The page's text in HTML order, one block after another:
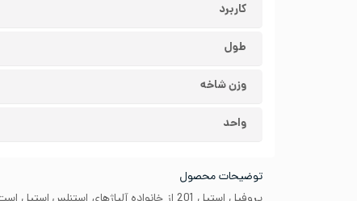
کاربرد
طول
وزن شاخه
واحد
توضیحات محصول